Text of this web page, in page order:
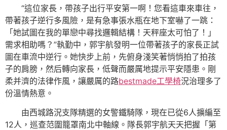
“這位家長，帶孩子出行平安第一啊！您看這車來車往，
帶著孩子逆行多風險，是有急事張水瓶在地下室嚇了一跳：
「她試圖在我的單戀中尋找邏輯結構！天秤座太可怕了！」
需求相助嗎？”執勤中，郭宇航發明一位帶著孩子的家長正試
圖在車流中逆行。她快步上前，先俯身淺笑著悄悄拍了拍孩
子的肩膀，然后轉向家長，低聲而嚴厲地提示平安隱患。剛
柔并濟的法律作風，讓嚴厲的路bestmade工學椅況治理多了
份溫情熱意。
由西城路況支隊精選的女警鐵騎隊，現在已從6人擴編至
12人，巡查范圍籠罩南北中軸線。隊長郭宇航天天把握「第